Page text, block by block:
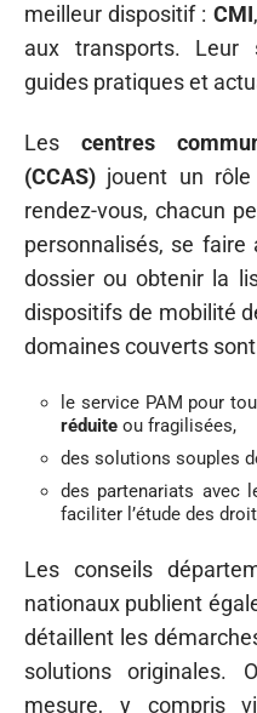
meilleur dispositif : CMI,
aux transports.
guides pratiques et
Les centres
(CCAS) jouent un
rendez-vous, chacun
personnalisés, se
dossier ou obtenir la
dispositifs de mobilité
domaines couverts
le service PAM pour
réduite ou fragilisées,
des solutions souples
des partenariats avec
faciliter l’étude des
Les conseils
nationaux publient
détaillent les
solutions originales.
mesure, y compris